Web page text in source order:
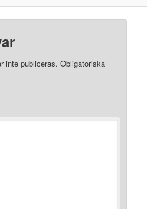
inte publiceras. Obligatoriska